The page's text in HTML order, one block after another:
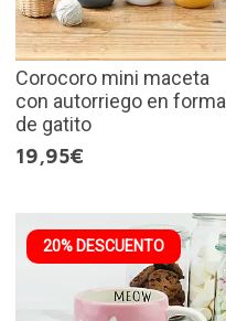
Corocoro mini maceta
con autorriego en forma
de gatito
19,95€
20% DESCUENTO